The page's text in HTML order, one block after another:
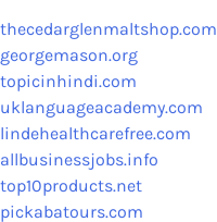
thecedarglenmaltshop.com
georgemason.org
topicinhindi.com
uklanguageacademy.com
lindehealthcarefree.com
allbusinessjobs.info
top10products.net
pickabatours.com